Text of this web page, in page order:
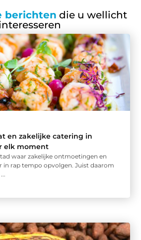
berichten die u wellicht
en zakelijke catering in
elk moment
waar zakelijke ontmoetingen en
in rap tempo opvolgen. Juist daarom